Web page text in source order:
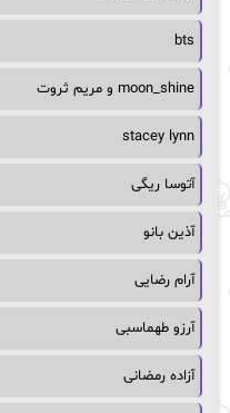
bts
moon_shine و مریم ثروت
stacey lynn
آتوسا ریگی
آذین بانو
آرام رضایی
آرزو طهماسبی
آزاده رمضانی